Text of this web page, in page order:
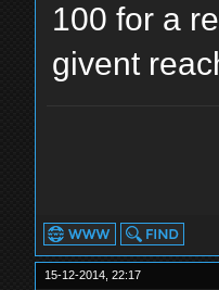
100 for a
givent
15-12-2014, 22:17